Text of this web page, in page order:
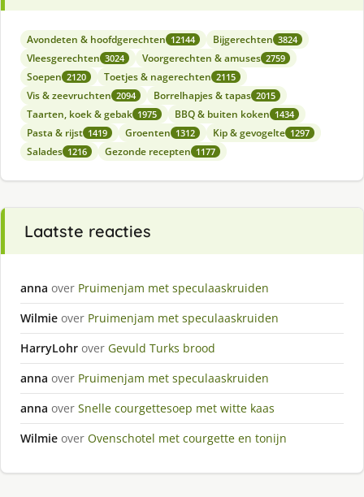
Avondeten & hoofdgerechten 12144 Bijgerechten 3824
Vleesgerechten 3024 Voorgerechten & amuses 2759
Soepen 2120 Toetjes & nagerechten 2115
Vis & zeevruchten 2094 Borrelhapjes & tapas 2015
Taarten, koek & gebak 1975 BBQ & buiten koken 1434
Pasta & rijst 1419 Groenten 1312 Kip & gevogelte 1297
Salades 1216 Gezonde recepten 1177
Laatste reacties
anna over Pruimenjam met speculaaskruiden
Wilmie over Pruimenjam met speculaaskruiden
HarryLohr over Gevuld Turks brood
anna over Pruimenjam met speculaaskruiden
anna over Snelle courgettesoep met witte kaas
Wilmie over Ovenschotel met courgette en tonijn